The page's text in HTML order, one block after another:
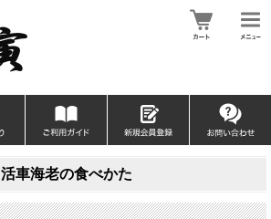
活車海老の食べかた